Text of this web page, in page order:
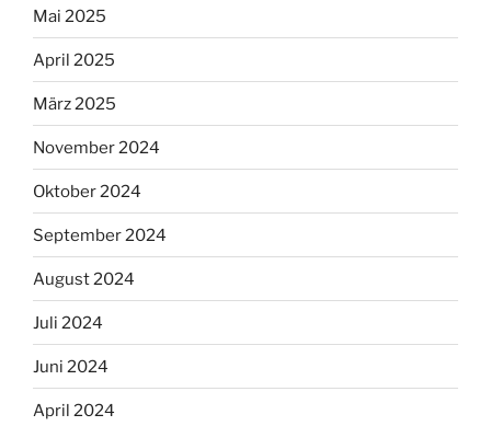
Mai 2025
April 2025
März 2025
November 2024
Oktober 2024
September 2024
August 2024
Juli 2024
Juni 2024
April 2024